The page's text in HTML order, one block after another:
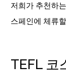
저희가 추천하
스페인에 체류
TEFL 코